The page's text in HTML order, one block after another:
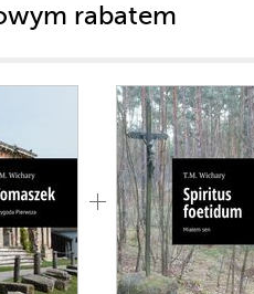
rabatem